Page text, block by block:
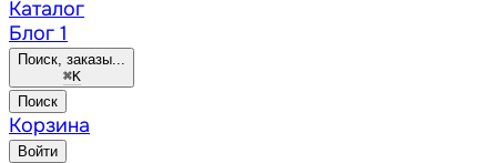
Каталог
Блог 1
Поиск, заказы...
⌘K
Поиск
Корзина
Войти